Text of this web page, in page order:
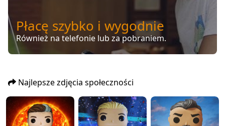
Płacę szybko i wygodnie
Również na telefonie lub za pobraniem.
Najlepsze zdjęcia społeczności